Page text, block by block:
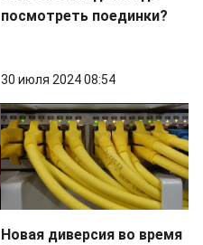
посмотреть поединки?
30 июля 2024 08:54
Новая диверсия во время